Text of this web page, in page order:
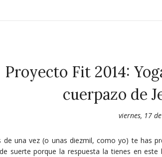
Proyecto Fit 2014:
cuerpazo de
viernes, 17
de una vez (o unas diezmil, como yo) te has
suerte porque la respuesta la tienes en